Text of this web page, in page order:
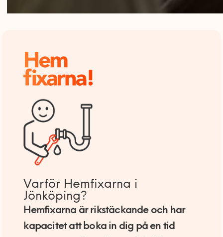
Varför Hemfixarna i
Jönköping?
Hemfixarna är rikstäckande och har
kapacitet att boka in dig på en tid